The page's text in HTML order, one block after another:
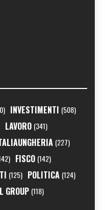
INVESTIMENTI (508)
LAVORO (341)
(227)
FISCO (142)
(125) POLITICA (124)
GROUP (118)